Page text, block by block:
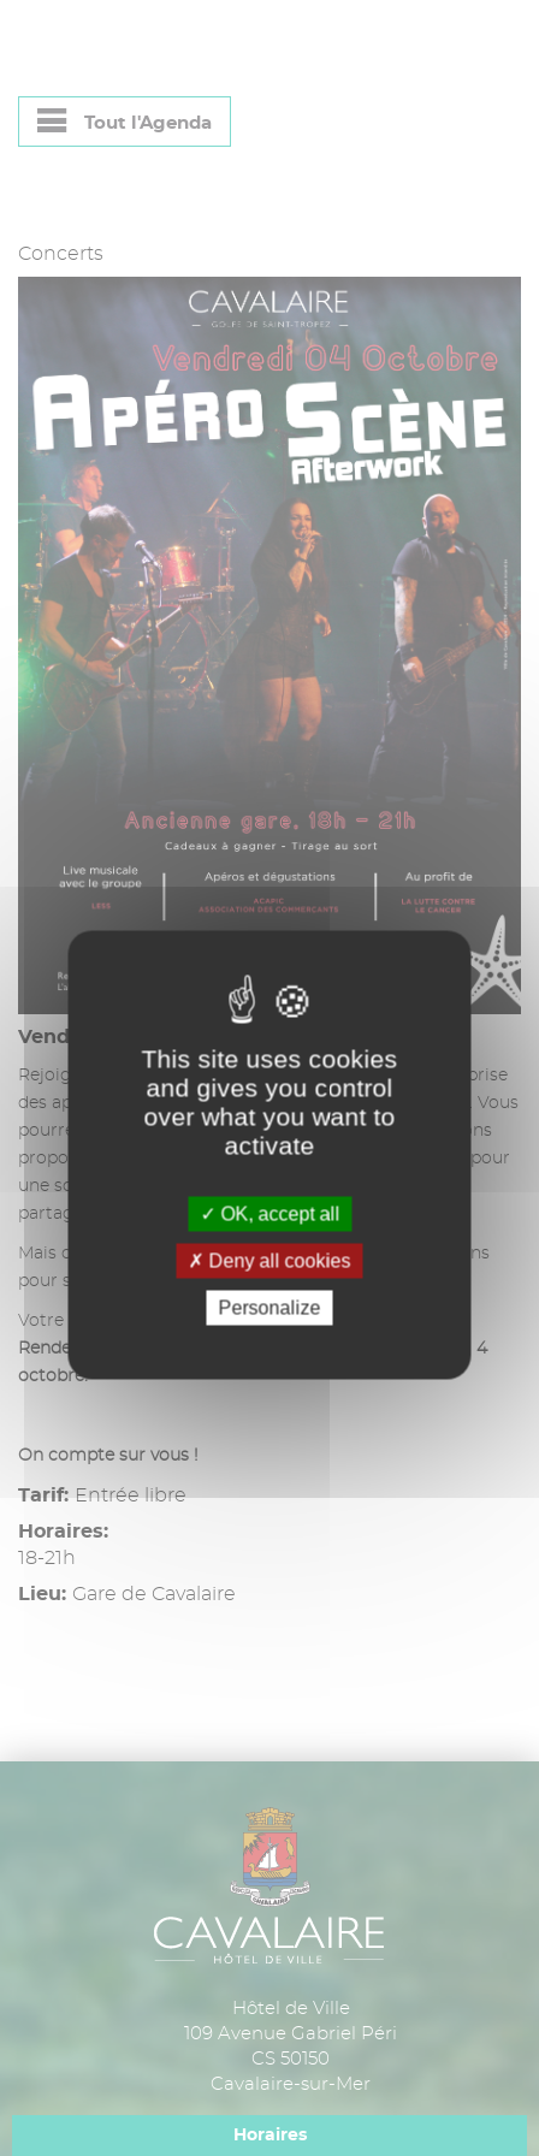
Tout l'Agenda
Concerts
Vendredi 04 octobre 2024
Rejoignez-nous pour une soirée inoubliable pour la reprise
des apéros-scène, avec le concert live du groupe LESS. Vous
pourrez également profiter des apéritifs et dégustations
proposés par l'ACAPIC, association des commerçants pour
une soirée placée sous le signe de la convivialité et du
partage.
Mais ce n’est pas tout ! Ensemble, nous nous mobilisons
pour soutenir la lutte contre le cancer.
Votre présence compte, alors venez nombreux !
Rendez-vous sur à l'ancienne gare à 18h00 ce vendredi 4
octobre.
On compte sur vous !
Tarif: Entrée libre
Horaires:
18-21h
Lieu: Gare de Cavalaire
Hôtel de Ville
109 Avenue Gabriel Péri
CS 50150
Cavalaire-sur-Mer
Horaires
This site uses cookies
and gives you control
over what you want to
activate
OK, accept all
Deny all cookies
Personalize